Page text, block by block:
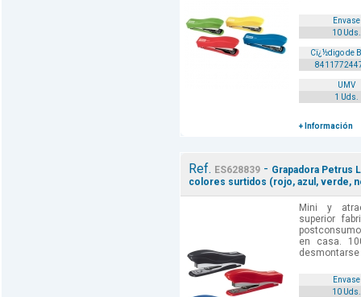
Envase
10 Uds.
Cï¿½digo de
UMV
1 Uds.
+ Información
Ref. ES628839- Grapadora Petrus
colores surtidos (rojo, azul, verde,
Mini y
superior
en casa.
Envase
10 Uds.